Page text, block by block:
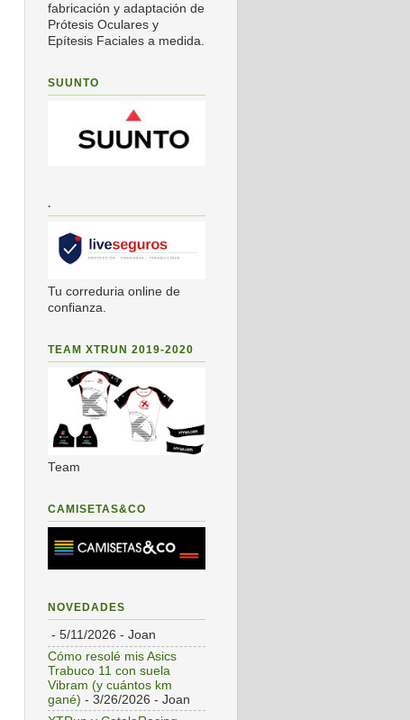
fabricación y adaptación de
Prótesis Oculares y
Epítesis Faciales a medida.
SUUNTO
.
Tu correduria online de
confianza.
TEAM XTRUN 2019-2020
Team
CAMISETAS&CO
NOVEDADES
- 5/11/2026 - Joan
Cómo resolé mis Asics
Trabuco 11 con suela
Vibram (y cuántos km
gané) - 3/26/2026 - Joan